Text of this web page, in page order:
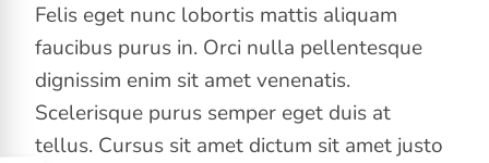
Felis eget nunc lobortis mattis aliquam
faucibus purus in. Orci nulla pellentesque
dignissim enim sit amet venenatis.
Scelerisque purus semper eget duis at
tellus. Cursus sit amet dictum sit amet justo